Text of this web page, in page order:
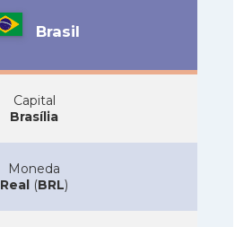
Brasil
Capital
Brasília
Moneda
Real (BRL)